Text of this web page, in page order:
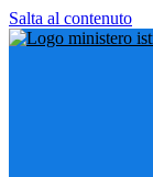
Salta al contenuto